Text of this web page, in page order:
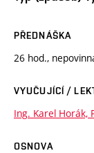
PŘEDNÁŠKA
26 hod.,
VYUČUJÍCÍ /
Ing. Karel Horák,
OSNOVA